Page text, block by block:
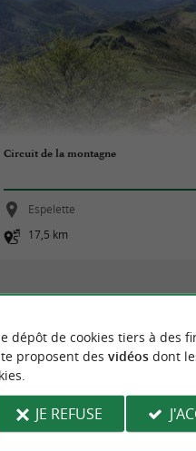
Circuit de la montagne
Espelette
17,5 km
dépôt de cookies tiers à des
proposent des vidéosdont
JE REFUSE